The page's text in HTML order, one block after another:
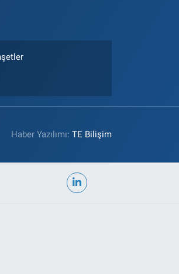
Haber Yazılımı:TE Bilişim